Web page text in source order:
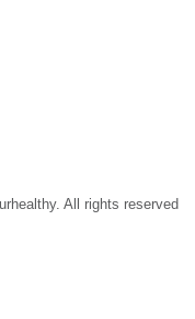
All rights reserved